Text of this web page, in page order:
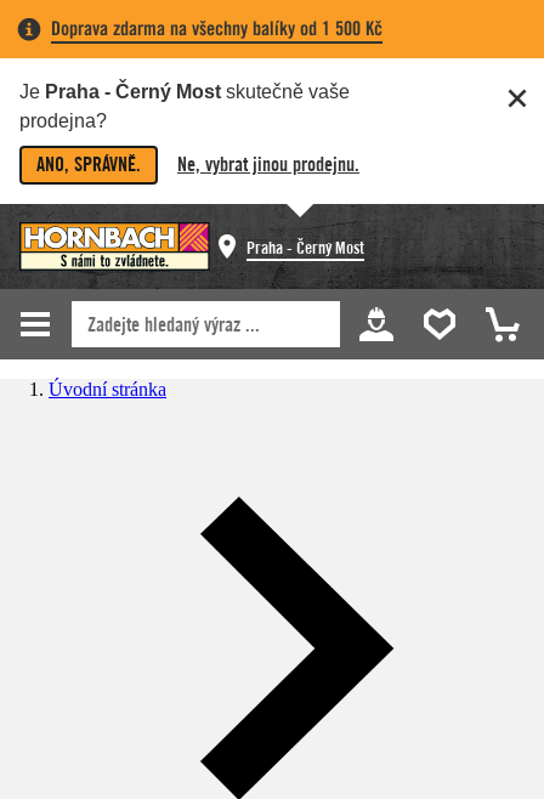
Doprava zdarma na všechny balíky od 1 500 Kč
Je Praha - Černý Most skutečně vaše
prodejna?
ANO, SPRÁVNĚ. Ne, vybrat jinou prodejnu.
Praha - Černý Most
Úvodní stránka